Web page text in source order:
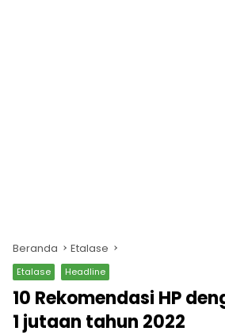
Beranda Etalase
Etalase Headline
10 Rekomendasi HP
1 jutaan tahun 2022